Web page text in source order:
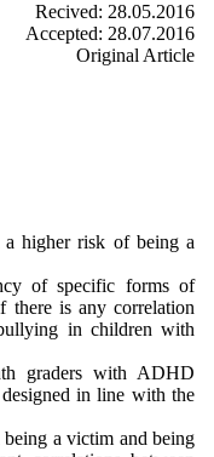
Recived: 28.05.2016
Accepted: 28.07.2016
Original Article
higher risk of being a
of specific forms of
is any correlation
in children with
graders with ADHD
in line with the
a victim and being